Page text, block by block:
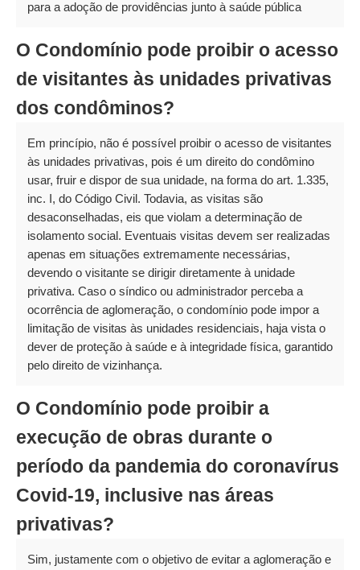
para a adoção de providências junto à saúde pública
O Condomínio pode proibir o acesso
de visitantes às unidades privativas
dos condôminos?
Em princípio, não é possível proibir o acesso de visitantes
às unidades privativas, pois é um direito do condômino
usar, fruir e dispor de sua unidade, na forma do art. 1.335,
inc. I, do Código Civil. Todavia, as visitas são
desaconselhadas, eis que violam a determinação de
isolamento social. Eventuais visitas devem ser realizadas
apenas em situações extremamente necessárias,
devendo o visitante se dirigir diretamente à unidade
privativa. Caso o síndico ou administrador perceba a
ocorrência de aglomeração, o condomínio pode impor a
limitação de visitas às unidades residenciais, haja vista o
dever de proteção à saúde e à integridade física, garantido
pelo direito de vizinhança.
O Condomínio pode proibir a
execução de obras durante o
período da pandemia do coronavírus 
Covid-19, inclusive nas áreas
privativas?
Sim, justamente com o objetivo de evitar a aglomeração e